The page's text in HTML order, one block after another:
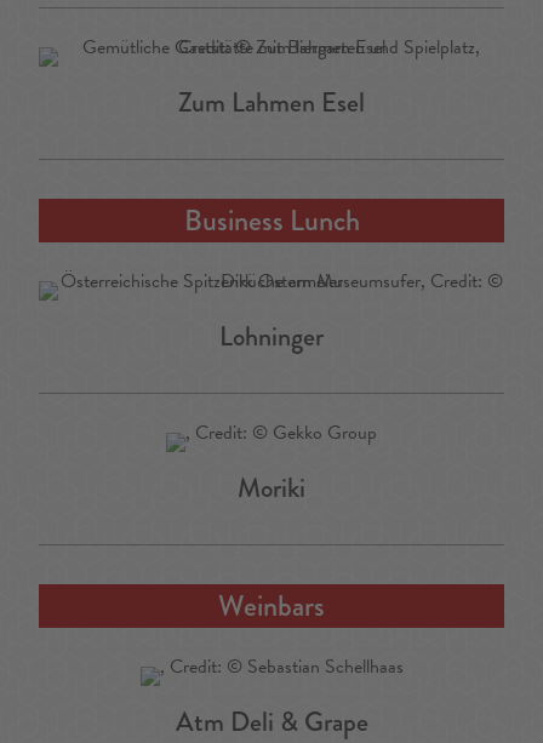
Zum Lahmen Esel
Business Lunch
Lohninger
Moriki
Weinbars
Atm Deli & Grape